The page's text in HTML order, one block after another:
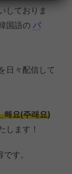
しておりま
国語の パ
日々配信して
해요(주래요)
します！
す。